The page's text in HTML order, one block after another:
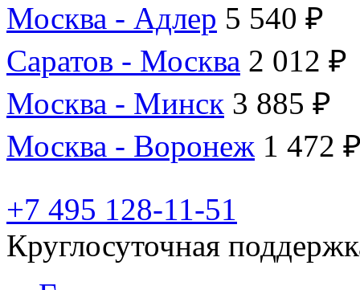
Москва - Адлер 5 540 ₽
Саратов - Москва 2 012 ₽
Москва - Минск 3 885 ₽
Москва - Воронеж 1 472
+7 495 128-11-51
Круглосуточная